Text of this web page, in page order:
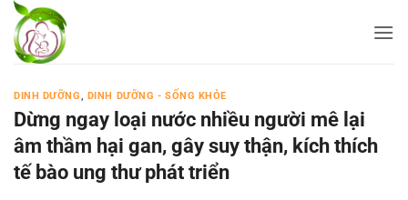
Bỏ
qua
nội
DINH DƯỠNG, DINH DƯỠNG - SỐNG KHỎE
Dừng ngay loại nước nhiều người mê lại
âm thầm hại gan, gây suy thận, kích thích
tế bào ung thư phát triển